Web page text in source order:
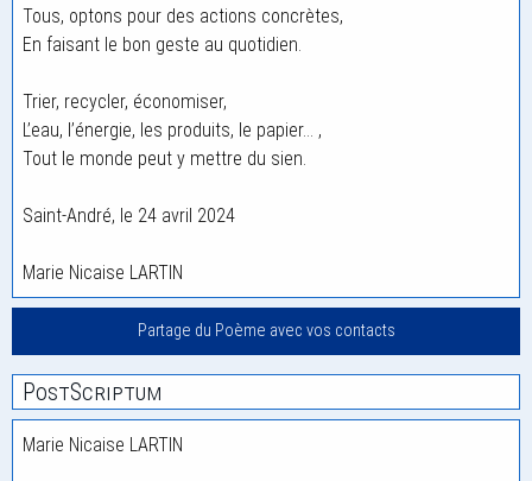
Tous, optons pour des actions concrètes,
En faisant le bon geste au quotidien.
Trier, recycler, économiser,
L’eau, l’énergie, les produits, le papier… ,
Tout le monde peut y mettre du sien.
Saint-André, le 24 avril 2024
Marie Nicaise LARTIN
Partage du Poème avec vos contacts
PostScriptum
Marie Nicaise LARTIN